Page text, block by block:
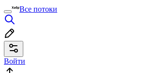
Все потоки
Войти